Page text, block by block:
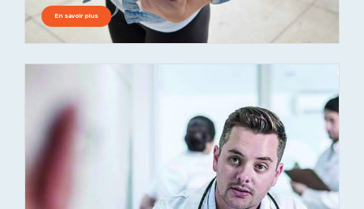
En savoir plus